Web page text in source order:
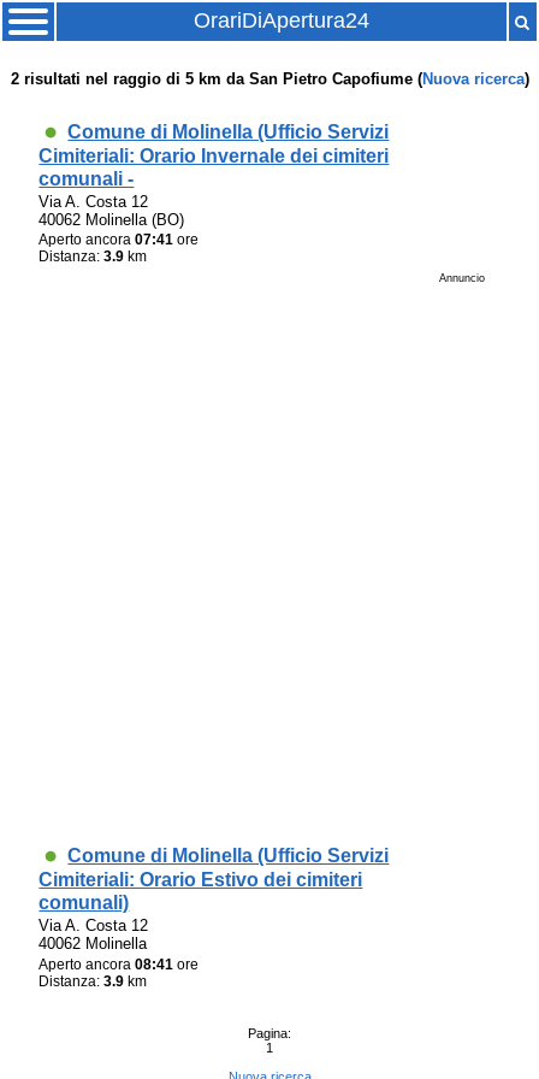
OrariDiApertura24
2risultati nel raggio di 5 km da San Pietro Capofiume (Nuova ricerca)
Comune di Molinella (Ufficio Servizi
Cimiteriali: Orario Invernale dei cimiteri
comunali -
Via A. Costa 12
40062 Molinella (BO)
Aperto ancora07:41 ore
Distanza:3.9 km
Annuncio
Comune di Molinella (Ufficio Servizi
Cimiteriali: Orario Estivo dei cimiteri
comunali)
Via A. Costa 12
40062 Molinella
Aperto ancora08:41 ore
Distanza:3.9 km
Pagina:
1